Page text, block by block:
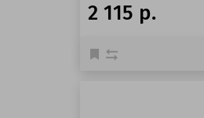
2 115 р.